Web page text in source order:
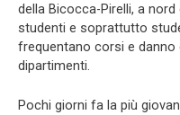
della Bicocca-Pirelli, a
studenti e soprattutto
frequentano corsi e
dipartimenti.
Pochi giorni fa la più